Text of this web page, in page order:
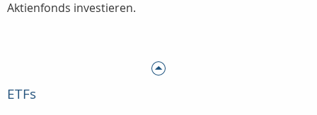
Aktienfonds investieren.
ETFs